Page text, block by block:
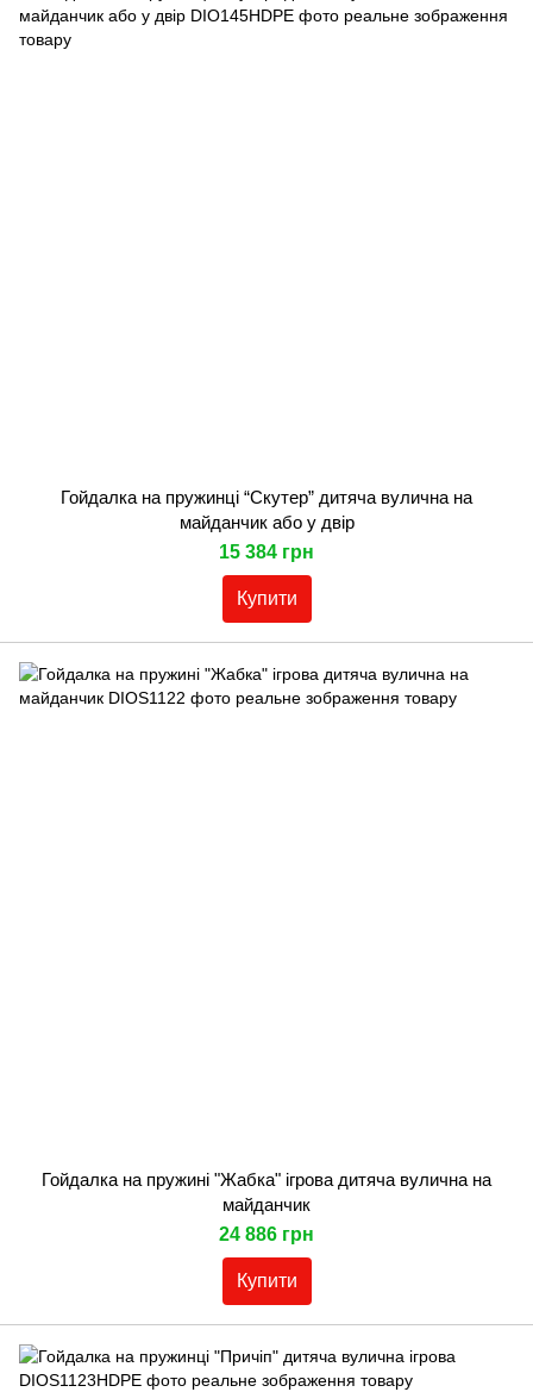
Гойдалка на пружинці “Скутер” дитяча вулична на
майданчик або у двір
15 384 грн
Купити
Гойдалка на пружині "Жабка" ігрова дитяча вулична на
майданчик
24 886 грн
Купити